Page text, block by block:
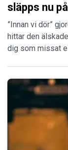
släpps nu
”Innan vi dör”
hittar den
dig som missat